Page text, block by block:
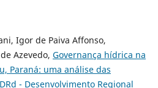
Igor de Paiva Affonso,
Azevedo, Governança hídrica na
Paraná: uma análise das
DRd - Desenvolvimento Regional